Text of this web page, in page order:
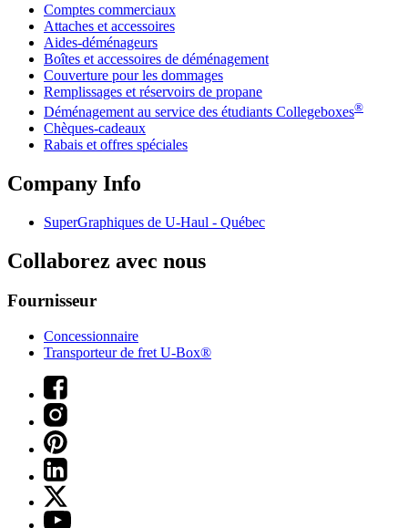
Comptes commerciaux
Attaches et accessoires
Aides-déménageurs
Boîtes et accessoires de déménagement
Couverture pour les dommages
Remplissages et réservoirs de propane
Déménagement au service des étudiants Collegeboxes®
Chèques-cadeaux
Rabais et offres spéciales
Company Info
SuperGraphiques de U-Haul - Québec
Collaborez avec nous
Fournisseur
Concessionnaire
Transporteur de fret U-Box®